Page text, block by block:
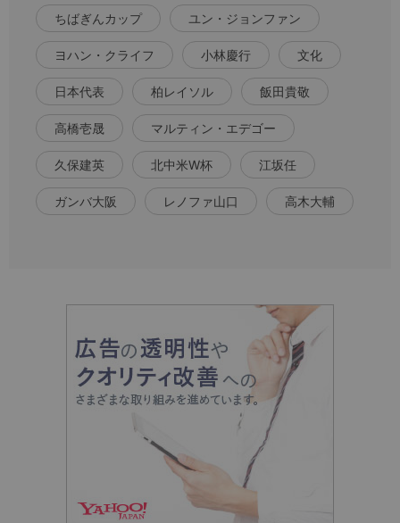
ちばぎんカップ ユン・ジョンファン
ヨハン・クライフ 小林慶行 文化
日本代表 柏レイソル 飯田貴敬
高橋壱晟 マルティン・エデゴー
久保建英 北中米W杯 江坂任
ガンバ大阪 レノファ山口 高木大輔